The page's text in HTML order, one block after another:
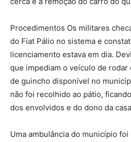
Procedimentos Os militares
do Fiat Pálio no sistema e
licenciamento estava em dia.
que impediam o veículo de rodar
de guincho disponível no
não foi recolhido ao pátio,
dos envolvidos e do dono da
Uma ambulância do município